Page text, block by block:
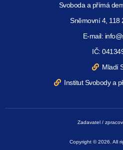
Svoboda a přímá
Sněmovní 4, 118
E-mail:
IČ:
Mladí
Institut Svobody a
Zadavatel /
Copyright © 2026. All